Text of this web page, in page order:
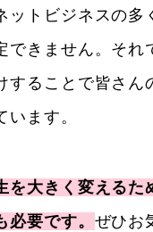
ットビジネスの多
できません。それ
することで皆さん
います。
を大きく変えるた
必要です。 ぜひお